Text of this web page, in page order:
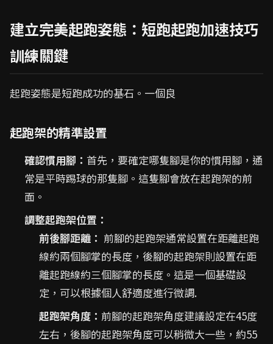
建立完美起跑姿態：短跑起跑加速技巧
訓練關鍵
起跑姿態是短跑成功的基石。一個良
起跑架的精準設置
確認慣用腳： 首先，要確定哪隻腳是你的慣用腳，通
常是平時踢球的那隻腳。這隻腳會放在起跑架的前
面。
調整起跑架位置：
前後腳距離： 前腳的起跑架通常設置在距離起跑
線約兩個腳掌的長度，後腳的起跑架則設置在距
離起跑線約三個腳掌的長度。這是一個基礎設
定，可以根據個人舒適度進行微調.
起跑架角度： 前腳的起跑架角度建議設定在45度
左右，後腳的起跑架角度可以稍微大一些，約55